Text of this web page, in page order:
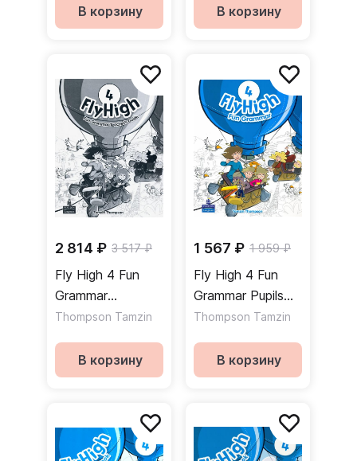
Rom / CD c
программным
интерактивной
доски
В корзину В корзину
2 814 ₽ 3 517 ₽
Fly High 4 Fun
Grammar
Teacher's Guide +
учителя к
учебнику по
Thompson Tamzin
В корзину
1 567 ₽ 1 959 ₽
Fly High 4 Fun
Grammar Pupils
Book / Учебник
Thompson Tamzin
В корзину